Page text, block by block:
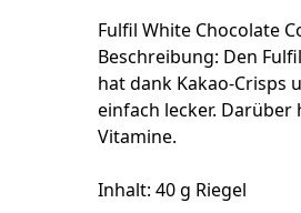
Fulfil White Chocolate
Beschreibung: Den
hat dank Kakao-Crisps
einfach lecker.
Vitamine.
Inhalt: 40 g Riegel